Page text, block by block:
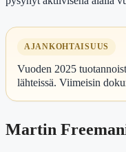
AJANKOHTAISUUS
Vuoden 2025
lähteissä. Viimeisin
Martin